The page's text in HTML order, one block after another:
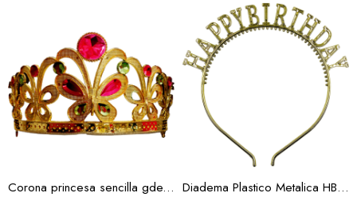
Corona princesa sencilla gde.(Docena) Diadema Plastico Metalica HBD 3 Colores (Docena)
Oro Rosa
Plata